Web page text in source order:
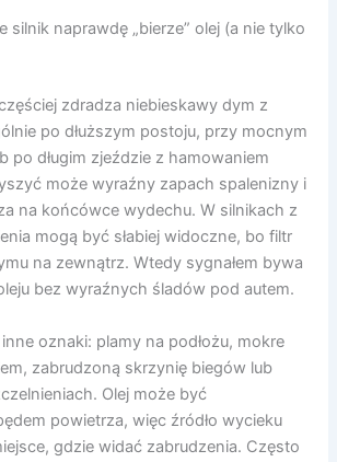
silnik naprawdę „bierze” olej (a nie tylko
zdradza niebieskawy dym z
po dłuższym postoju, przy mocnym
po długim zjeździe z hamowaniem
może wyraźny zapach spalenizny i
na końcówce wydechu. W silnikach z
mogą być słabiej widoczne, bo filtr
na zewnątrz. Wtedy sygnałem bywa
bez wyraźnych śladów pod autem.
oznaki: plamy na podłożu, mokre
zabrudzoną skrzynię biegów lub
Olej może być
powietrza, więc źródło wycieku
gdzie widać zabrudzenia. Często